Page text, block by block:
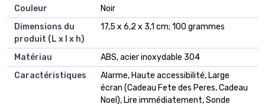
Couleur
‎Noir
Dimensions du
produit (L x l x h)
‎17,5 x 6,2 x 3,1 cm; 100 grammes
Matériau
‎ABS, acier inoxydable 304
Caractéristiques
‎Alarme, Haute accessibilité, Large
écran (Cadeau Fete des Peres, Cadeau
Noel), Lire immédiatement, Sonde